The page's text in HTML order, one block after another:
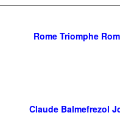
Rome Triomphe
Claude Balmefrezol